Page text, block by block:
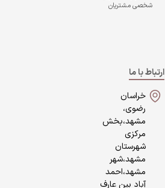
شخصی مشتریان
ارتباط با ما
خراسان
رضوی،
مشهد،بخش
مرکزی
شهرستان
مشهد،شهر
مشهد،احمد
آباد بین عارف